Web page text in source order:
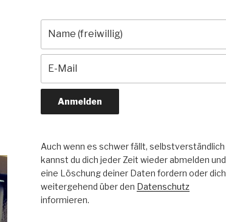
Auch wenn es schwer fällt, selbstverständlich
kannst du dich jeder Zeit wieder abmelden und
eine Löschung deiner Daten fordern oder dich
weitergehend über den Datenschutz
informieren.